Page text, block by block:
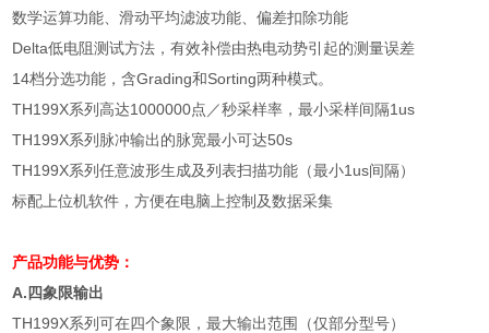
数学运算功能、滑动平均滤波功能、偏差扣除功能
Delta低电阻测试方法，有效补偿由热电动势引起的测量误差
14档分选功能，含Grading和Sorting两种模式。
TH199X系列高达1000000点／秒采样率，最小采样间隔1us
TH199X系列脉冲输出的脉宽最小可达50s
TH199X系列任意波形生成及列表扫描功能（最小1us间隔）
标配上位机软件，方便在电脑上控制及数据采集
产品功能与优势：
A. 四象限输出
TH199X系列可在四个象限，最大输出范围（仅部分型号）